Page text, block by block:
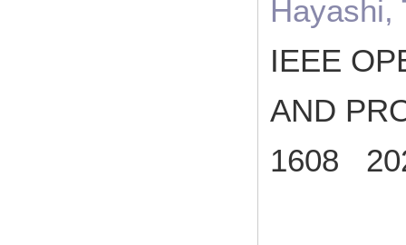
Hayashi,
IEEE
AND
1608